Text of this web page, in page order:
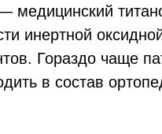
медицинский
инертной
Гораздо чаще
в состав